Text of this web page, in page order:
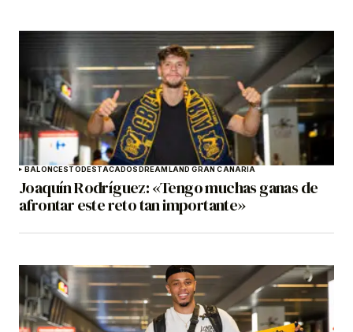
BALONCESTODESTACADOSDREAMLAND GRAN CANARIA
Joaquín Rodríguez: «Tengo muchas ganas de
afrontar este reto tan importante»